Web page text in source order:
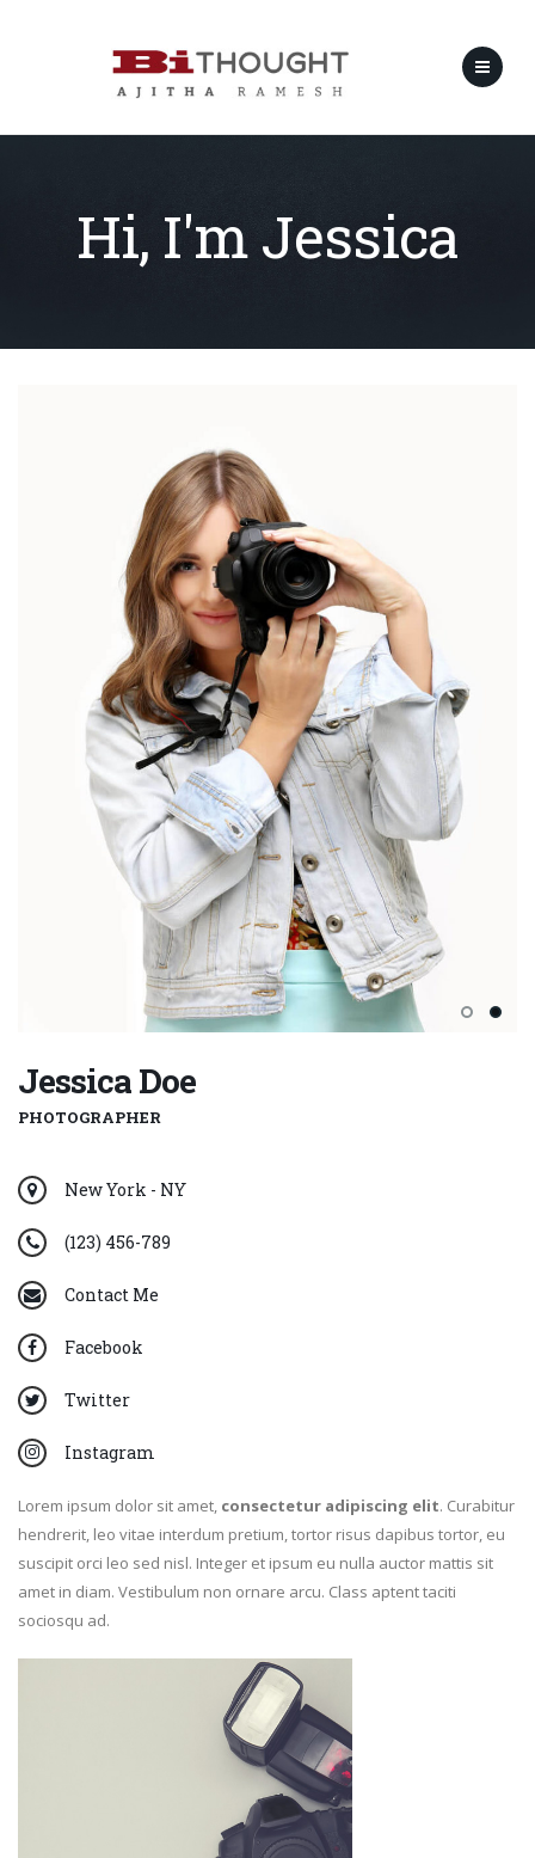
Hi, I'm Jessica
Jessica Doe
PHOTOGRAPHER
New York - NY
(123) 456-789
Contact Me
Facebook
Twitter
Instagram
Lorem ipsum dolor sit amet, consectetur adipiscing elit. Curabitur
hendrerit, leo vitae interdum pretium, tortor risus dapibus tortor, eu
suscipit orci leo sed nisl. Integer et ipsum eu nulla auctor mattis sit
amet in diam. Vestibulum non ornare arcu. Class aptent taciti
sociosqu ad.